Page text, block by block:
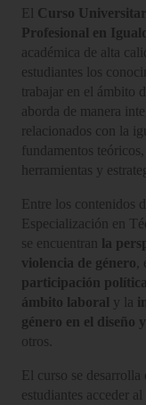
El Curso
Profesional en
académica de alta
estudiantes los
trabajar en el ámbito
aborda de manera
relacionados con la
fundamentos
herramientas y
Entre los contenidos
Especialización en
se encuentran la
violencia de género ,
participación
ámbito laboral y la
género en el diseño
otros.
El curso se
estudiantes acceder